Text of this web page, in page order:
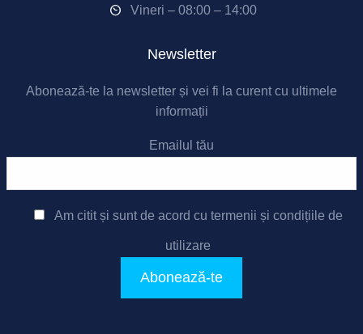
Vineri – 08:00 – 14:00
Newsletter
Abonează-te la newsletter și vei fi la curent cu ultimele
informații
Emailul tău
Am citit și sunt de acord cu termenii și condițiile de
utilizare